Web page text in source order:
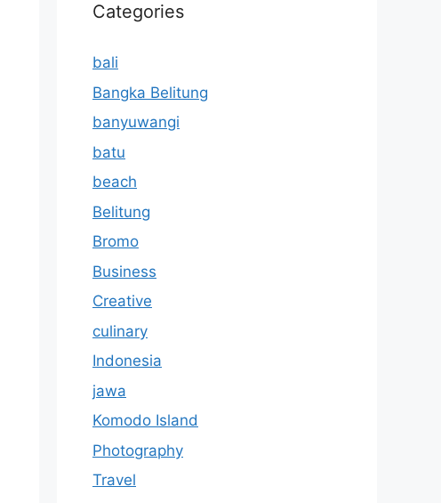
Categories
bali
Bangka Belitung
banyuwangi
batu
beach
Belitung
Bromo
Business
Creative
culinary
Indonesia
jawa
Komodo Island
Photography
Travel